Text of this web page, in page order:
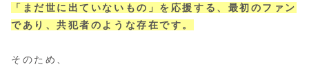
「まだ世に出ていないもの」を応援する、最初のファン
であり、共犯者のような存在です。
そのため、